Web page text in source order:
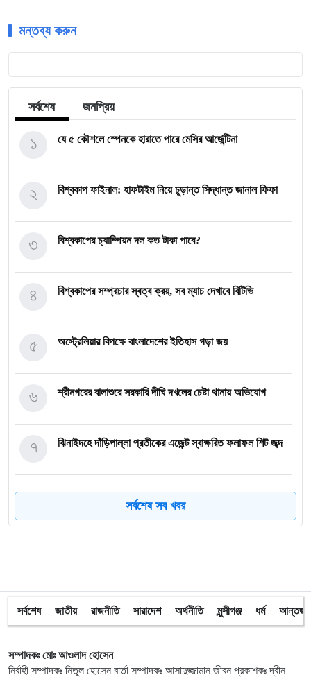
মন্তব্য করুন
সর্বশেষ জনপ্রিয়
যে ৫ কৌশলে স্পেনকে হারাতে পারে মেসির আর্জেন্টিনা
১
বিশ্বকাপ ফাইনাল: হাফটাইম নিয়ে চূড়ান্ত সিদ্ধান্ত জানাল ফিফা
২
বিশ্বকাপের চ্যাম্পিয়ন দল কত টাকা পাবে?
৩
বিশ্বকাপের সম্প্রচার স্বত্ব ক্রয়, সব ম্যাচ দেখাবে বিটিভি
৪
অস্ট্রেলিয়ার বিপক্ষে বাংলাদেশের ইতিহাস গড়া জয়
৫
শ্রীনগরের বালাশুরে সরকারি দীঘি দখলের চেষ্টা থানায় অভিযোগ
৬
ঝিনাইদহে দাঁড়িপাল্লা প্রতীকের এজেন্ট স্বাক্ষরিত ফলাফল শিট জব্দ
৭
ত্রয়োদশ জাতীয় নির্বাচন, শান্তিপূর্ণ ও নিরপেক্ষ হোক
৮
অবরুদ্ধ জামায়াত নেতাকে উদ্ধার করলেন এনসিপি নেত্রী ডা. মিতু
১০
ভোটকেন্দ্রের সামনে বস্তাভর্তি টাকাসহ স্বেচ্ছাসেবকদল নেতা আটক
১১
সর্বশেষ সব খবর
সর্বশেষ জাতীয় রাজনীতি সারাদেশ অর্থনীতি মুন্সীগঞ্জ ধর্ম
সম্পাদকঃ মোঃ আওলাদ হোসেন
নির্বাহী সম্পাদকঃ নিতুল হোসেন বার্তা সম্পাদকঃ আসাদুজ্জামান জীবন প্রকাশকঃ দ্বীন